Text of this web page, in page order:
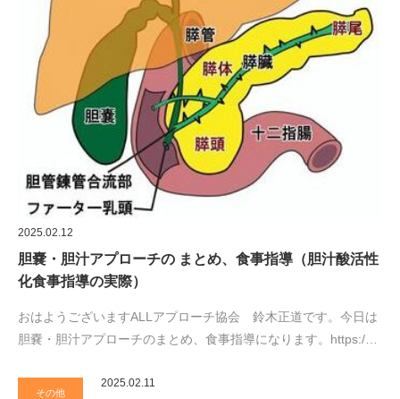
2025.02.12
胆嚢・胆汁アプローチの まとめ、食事指導（胆汁酸活性
化食事指導の実際）
おはようございますALLアプローチ協会 鈴木正道です。今日は
胆嚢・胆汁アプローチのまとめ、食事指導になります。https:/…
その他
2025.02.11